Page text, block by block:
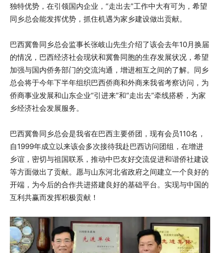
独特优势，在引领国内企业，“走出去”工作中大有可为，希望
同乡总会能发挥优势，抓住机遇为家乡建设做出贡献。
巴西冀鲁同乡总会监事长张岐山先生介绍了该会去年10月换届
的情况，巴西经济社会现状和冀鲁同胞的生存发展状况，希望
加强与国内侨务部门的交流沟通，增进相互之间的了解。同乡
总会将于今年下半年组织巴西侨商和外商来我省考察访问，为
侨商事业发展和山东企业“引进来”和“走出去”牵线搭桥，为家
乡经济社会发展服务。
巴西冀鲁同乡总会是我省在巴西主要侨团，现有会员110名，
自1999年成立以来该会多次接待我赴巴西访问团组，在增进
乡谊，密切与祖国联系，推动中巴友好交流促进和谐侨社建设
等方面做出了贡献。愿与山东河北省政府之间建立一个良好的
开端，为今后的合作共进搭建良好的基础平台。实现与中国的
互利共赢而发挥积极贡献！